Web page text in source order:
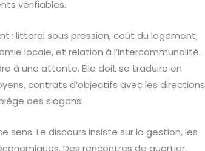
vérifiables.
: littoral sous pression, coût du logement,
locale, et relation à l’intercommunalité.
à une attente. Elle doit se traduire en
contrats d’objectifs avec les directions
des slogans.
sens. Le discours insiste sur la gestion, les
Des rencontres de quartier,